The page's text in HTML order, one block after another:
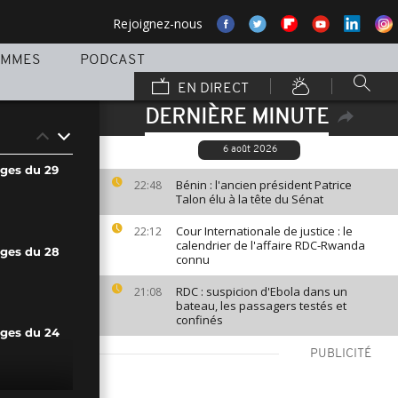
Rejoignez-nous
PODCAST
EN DIRECT
DERNIÈRE MINUTE
6 août 2026
22:48
Bénin : l'ancien président Patrice
Talon élu à la tête du Sénat
22:12
Cour Internationale de justice : le
calendrier de l'affaire RDC-Rwanda
connu
21:08
RDC : suspicion d'Ebola dans un
bateau, les passagers testés et
confinés
PUBLICITÉ
du 29
du 28
du 24